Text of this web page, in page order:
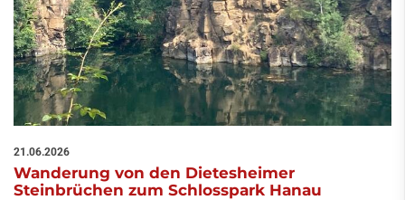
21.06.2026
Wanderung von den Dietesheimer
Steinbrüchen zum Schlosspark Hanau